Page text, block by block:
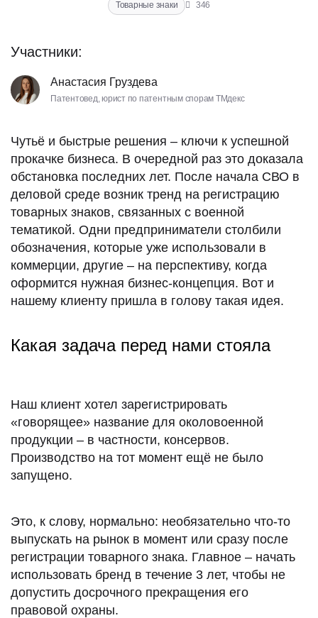
Товарные знаки 346
Участники:
Анастасия Груздева
Патентовед, юрист по патентным спорам ТМдекс
Чутьё и быстрые решения – ключи к успешной
прокачке бизнеса. В очередной раз это доказала
обстановка последних лет. После начала СВО в
деловой среде возник тренд на регистрацию
товарных знаков, связанных с военной
тематикой. Одни предприниматели столбили
обозначения, которые уже использовали в
коммерции, другие – на перспективу, когда
оформится нужная бизнес-концепция. Вот и
нашему клиенту пришла в голову такая идея.
Какая задача перед нами стояла
Наш клиент хотел зарегистрировать
«говорящее» название для околовоенной
продукции – в частности, консервов.
Производство на тот момент ещё не было
запущено.
Это, к слову, нормально: необязательно что-то
выпускать на рынок в момент или сразу после
регистрации товарного знака. Главное – начать
использовать бренд в течение 3 лет, чтобы не
допустить досрочного прекращения его
правовой охраны.
ПОЛУЧИТЬ КОНСУЛЬТАЦИЮ
деятельности промышленного или торгового
помощь в эксплуатации или управлении коммерческим
предприятием;
предприятия;
помощь в эксплуатации или управлении коммерческим
предприятием;
помощь в управлении делами или в коммерческой
деятельности промышленного или торгового
помощь в управлении делами или в коммерческой
деятельности промышленного или торгового
Примечание: